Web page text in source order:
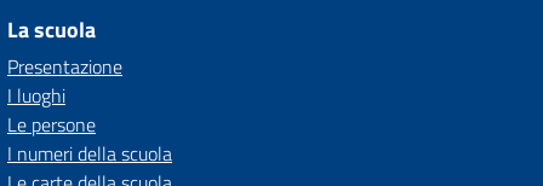
La scuola
Presentazione
I luoghi
Le persone
I numeri della scuola